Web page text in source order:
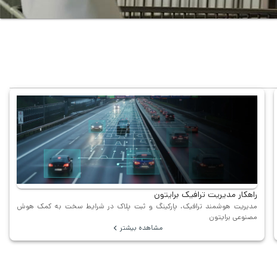
راهکار مدیریت ترافیک برایتون
مدیریت هوشمند ترافیک، پارکینگ و ثبت پلاک در شرایط سخت به کمک هوش
مصنوعی برایتون
مشاهده بیشتر